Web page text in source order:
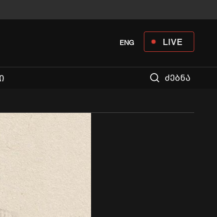
LIVE
ENG
ძებნა